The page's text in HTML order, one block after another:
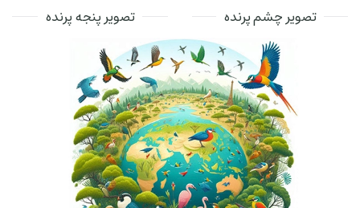
تصویر چشم پرنده
تصویر پنجه پرنده